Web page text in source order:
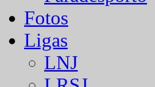
Fotos
Ligas
LNJ